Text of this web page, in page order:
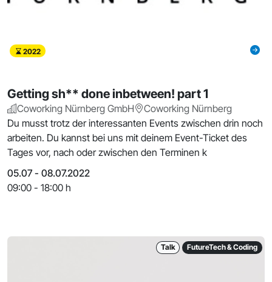
2022
Getting sh** done inbetween! part 1
Coworking Nürnberg GmbH
Coworking Nürnberg
Du musst trotz der interessanten Events zwischen drin noch
arbeiten. Du kannst bei uns mit deinem Event-Ticket des
Tages vor, nach oder zwischen den Terminen k
05.07 - 08.07.2022
09:00 - 18:00 h
Talk FutureTech & Coding